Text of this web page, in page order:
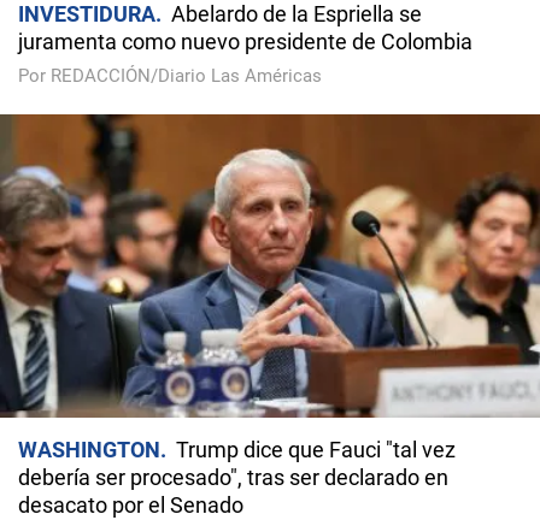
INVESTIDURA
Abelardo de la Espriella se
juramenta como nuevo presidente de Colombia
Por REDACCIÓN/Diario Las Américas
WASHINGTON
Trump dice que Fauci "tal vez
debería ser procesado", tras ser declarado en
desacato por el Senado